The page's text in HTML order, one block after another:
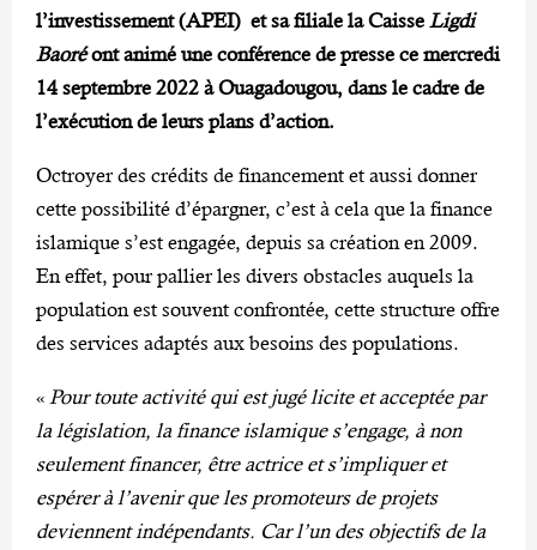
l’investissement (APEI) et sa filiale la Caisse Ligdi
Baoréont animé une conférence de presse ce mercredi
14 septembre 2022 à Ouagadougou, dans le cadre de
l’exécution de leurs plans d’action.
Octroyer des crédits de financement et aussi donner
cette possibilité d’épargner, c’est à cela que la finance
islamique s’est engagée, depuis sa création en 2009.
En effet, pour pallier les divers obstacles auquels la
population est souvent confrontée, cette structure offre
des services adaptés aux besoins des populations.
« Pour toute activité qui est jugé licite et acceptée par
la législation, la finance islamique s’engage, à non
seulement financer, être actrice et s’impliquer et
espérer à l’avenir que les promoteurs de projets
deviennent indépendants. Car l’un des objectifs de la